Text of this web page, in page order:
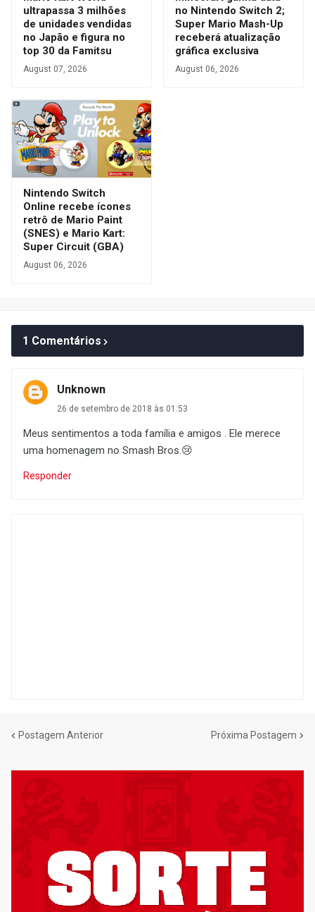
ultrapassa 3 milhões
de unidades vendidas
no Japão e figura no
top 30 da Famitsu
August 07, 2026
no Nintendo Switch 2;
Super Mario Mash-Up
receberá atualização
gráfica exclusiva
August 06, 2026
Nintendo Switch
Online recebe ícones
retrô de Mario Paint
(SNES) e Mario Kart:
Super Circuit (GBA)
August 06, 2026
1 Comentários
Unknown
26 de setembro de 2018 às 01:53
Meus sentimentos a toda família e amigos . Ele merece
uma homenagem no Smash Bros.😢
Responder
Postagem Anterior Próxima Postagem